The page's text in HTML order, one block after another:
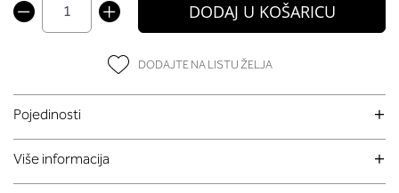
DODAJ U KOŠARICU
DODAJTE NA LISTU ŽELJA
Pojedinosti
Više informacija